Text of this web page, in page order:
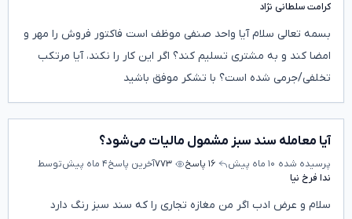
کرامت سلطانی نژاد
بسمه تعالی سلام آیا واحد صنفی موظف است فاکتور فروش را مهر و
امضا کند و به مشتری تسلیم کند؟ اگر این کار را نکند، آیا مرتکب
تخلفی/جرمی شده است؟ با تشکر موفق باشید
آیا معامله سند سبز مشمول مالیات می‌شود؟
پرسیده شده ۱۰ ماه پیش ۱۶ پاسخ ۷۷۳آخرین پاسخ۴ ماه پیش
توسط
ندا فرخ نیا
سلام و عرض ادب اگر من مغازه تجاری را که سند سبز رنگ دارد